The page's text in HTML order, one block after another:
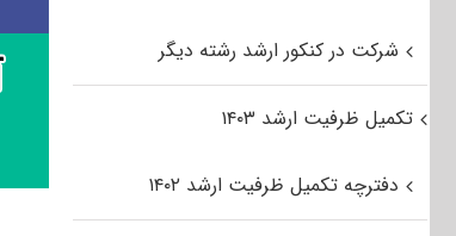
شرکت در کنکور ارشد رشته دیگر
تکمیل ظرفیت ارشد ۱۴۰۳
دفترچه تکمیل ظرفیت ارشد ۱۴۰۲